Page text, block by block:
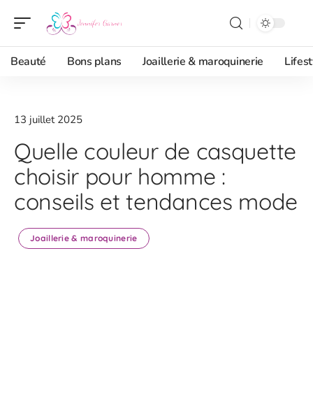
Beauté Bons plans Joaillerie & maroquinerie
13 juillet 2025
Quelle couleur de casquette
choisir pour homme :
conseils et tendances mode
Joaillerie & maroquinerie